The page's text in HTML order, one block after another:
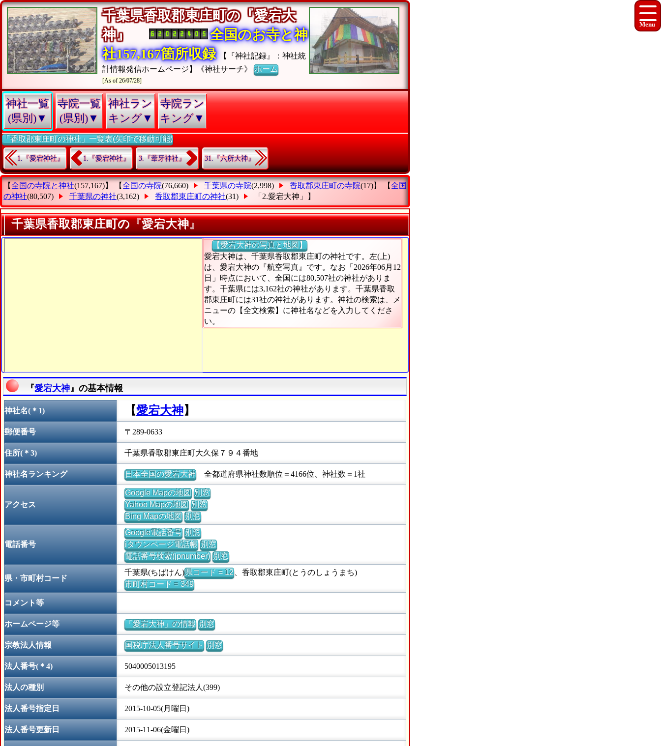
千葉県香取郡東庄町の『愛宕大
神』
全国のお寺と神
社157,167箇所収録
【『神社記録』：神社統
計情報発信ホームページ】《神社サーチ》ホーム
[As of 26/07/28]
神社一覧
(県別)▼
寺院一覧
(県別)▼
神社ラン
キング▼
寺院ラン
キング▼
「香取郡東庄町の神社」一覧表(矢印で移動可能)
1.『愛宕神社』 1.『愛宕神社』 3.『葦牙神社』 31.『六所大神』
【全国の寺院と神社(157,167)】 【全国の寺院(76,660) 千葉県の寺院(2,998) 香取郡東庄町の寺院(17)】 【全国
の神社(80,507) 千葉県の神社(3,162) 香取郡東庄町の神社(31) 「2.愛宕大神」 】
千葉県香取郡東庄町の『愛宕大神』
【愛宕大神の写真と地図】
愛宕大神は、千葉県香取郡東庄町の神社です。左(上)
は、愛宕大神の『航空写真』です。なお「2026年06月12
日」時点において、全国には80,507社の神社がありま
す。千葉県には3,162社の神社があります。千葉県香取
郡東庄町には31社の神社があります。神社の検索は、メ
ニューの【全文検索】に神社名などを入力してくださ
い。
『愛宕大神』の基本情報
神社名(＊1) 【愛宕大神】
郵便番号 〒289-0633
住所(＊3) 千葉県香取郡東庄町大久保７９４番地
神社名ランキング 日本全国の愛宕大神全都道府県神社数順位＝4166位、神社数＝1社
アクセス
Google Mapの地図 別窓
Yahoo Mapの地図 別窓
Bing Mapの地図 別窓
電話番号
Google電話番号 別窓
iタウンページ電話帳 別窓
電話番号検索(jpnumber) 別窓
県・市町村コード
千葉県(ちばけん)県コード = 12、香取郡東庄町(とうのしょうまち)
市町村コード = 349
コメント等
ホームページ等 「愛宕大神」の情報 別窓
宗教法人情報 国税庁法人番号サイト 別窓
法人番号(＊4) 5040005013195
法人の種別 その他の設立登記法人(399)
法人番号指定日 2015-10-05(月曜日)
法人番号更新日 2015-11-06(金曜日)